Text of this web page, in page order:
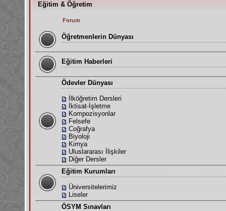
Eğitim & Öğretim
Forum
Öğretmenlerin Dünyası
Eğitim Haberleri
Ödevler Dünyası
İlköğretim Dersleri
İktisat-İşletme
Kompozisyonlar
Felsefe
Coğrafya
Biyoloji
Kimya
Uluslararası İlişkiler
Diğer Dersler
Eğitim Kurumları
Üniversitelerimiz
Liseler
ÖSYM Sınavları